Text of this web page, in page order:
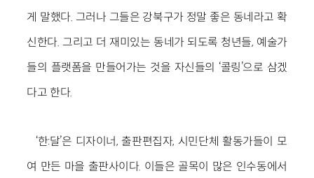
게 말했다. 그러나 그들은 강북구가 정말 좋은 동네라고 확
신한다. 그리고 더 재미있는 동네가 되도록 청년들, 예술가
들의 플랫폼을 만들어가는 것을 자신들의 ‘콜링’으로 삼겠
다고 한다.
‘한:달’은 디자이너, 출판편집자, 시민단체 활동가들이 모
여 만든 마을 출판사이다. 이들은 골목이 많은 인수동에서